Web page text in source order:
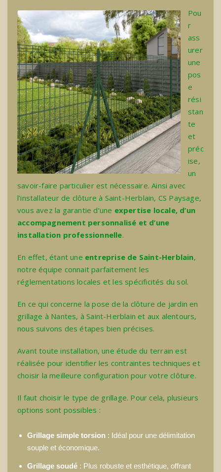
Pou
r
ass
urer
une
pos
e
rési
stan
te
et
préc
ise,
un
savoir-faire particulier est nécessaire. Ainsi avec
l’installateur de clôture à Saint-Herblain, CS Paysage,
vous avez la garantie d’une expertise locale, d’un
accompagnement personnalisé et d’une
installation professionnelle.
En effet, étant une entreprise de Saint-Herblain,
notre équipe connait parfaitement les
réglementations locales et les spécificités du sol.
En ce qui concerne lapose de la clôture de jardin en
grillage à Nantes, à Saint-Herblain et aux alentours,
nous suivons des étapes bien précises.
Avant toute installation, une étude du terrain est
réalisée pour identifier les contraintes techniques et
choisir la meilleure configuration pour votre clôture.
Il faut choisir le type de grillage. Pour cela, plusieurs
options sont possibles :
Grillage simple torsion : Idéal pour une délimitation
souple et économique.
Grillage soudé : Plus robuste et esthétique, offrant